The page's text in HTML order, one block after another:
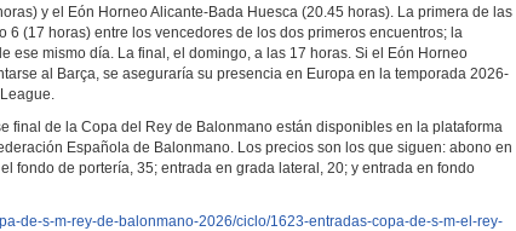
y el Eón Horneo Alicante-Bada Huesca (20.45 horas). La primera de las
6 (17 horas) entre los vencedores de los dos primeros encuentros; la
ese mismo día. La final, el domingo, a las 17 horas. Si el Eón Horneo
al Barça, se aseguraría su presencia en Europa en la temporada 2026-
final de la Copa del Rey de Balonmano están disponibles en la plataforma
Española de Balonmano. Los precios son los que siguen: abono en
fondo de portería, 35; entrada en grada lateral, 20; y entrada en fondo
de-s-m-rey-de-balonmano-2026/ciclo/1623-entradas-copa-de-s-m-el-rey-